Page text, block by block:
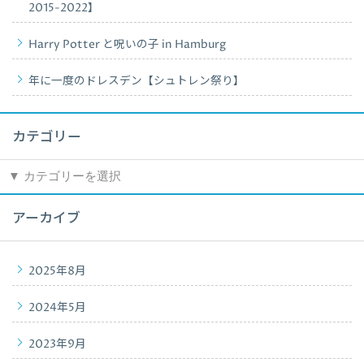
2015-2022】
Harry Potter と呪いの子 in Hamburg
年に一度のドレスデン【シュトレン祭り】
カテゴリー
カ
テ
アーカイブ
2025年8月
2024年5月
2023年9月